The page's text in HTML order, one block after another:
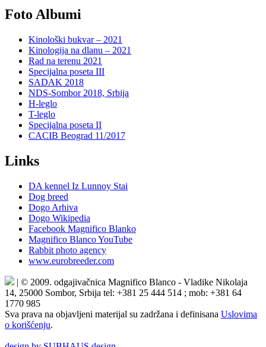
Foto Albumi
Kinološki bukvar – 2021
Kinologija na dlanu – 2021
Rad na terenu 2021
Specijalna poseta III
SADAK 2018
NDS-Sombor 2018, Srbija
H-leglo
T-leglo
Specijalna poseta II
CACIB Beograd 11/2017
Links
DA kennel Iz Lunnoy Stai
Dog breed
Dogo Arhiva
Dogo Wikipedia
Facebook Magnifico Blanko
Magnifico Blanco YouTube
Rabbit photo agency
www.eurobreeder.com
| © 2009. odgajivačnica Magnifico Blanco - Vladike Nikolaja
14, 25000 Sombor, Srbija tel: +381 25 444 514 ; mob: +381 64
1770 985
Sva prava na objavljeni materijal su zadržana i definisana Uslovima
o korišćenju.